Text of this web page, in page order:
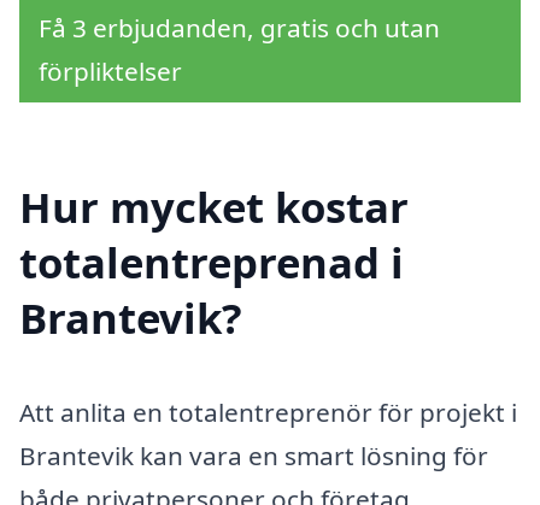
Få 3 erbjudanden, gratis och utan
förpliktelser
Hur mycket kostar
totalentreprenad i
Brantevik?
Att anlita en totalentreprenör för projekt i
Brantevik kan vara en smart lösning för